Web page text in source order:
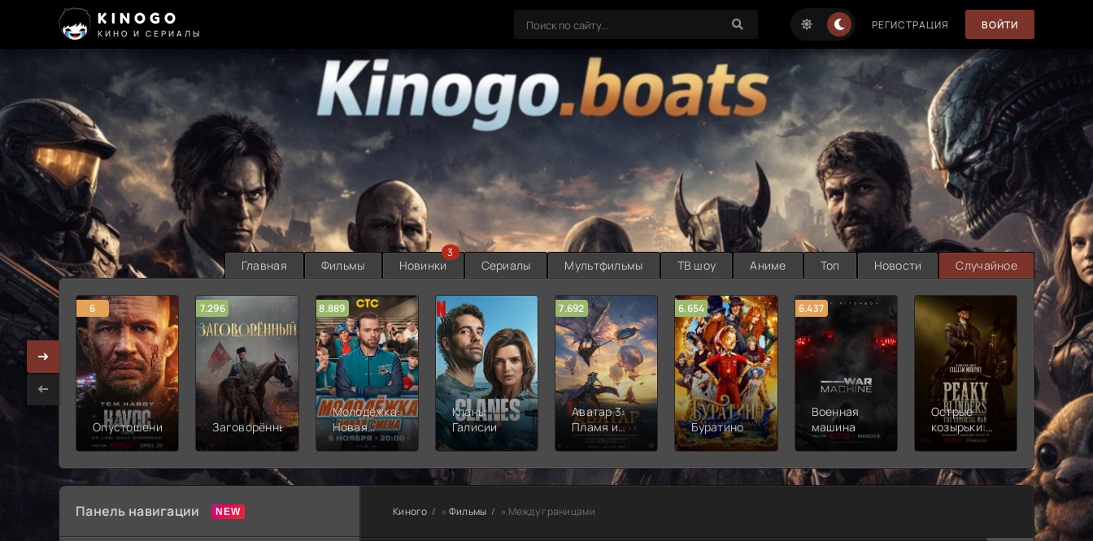
KINOGO
КИНО И СЕРИАЛЫ
РЕГИСТРАЦИЯ ВОЙТИ
Главная Фильмы Новинки
3
Сериалы Мультфильмы ТВ шоу Аниме Топ Новости Случайное
6
Опустошение
7.296
Заговорённый
8.889
Молодёжка:
Новая
смена
Кланы
Галисии
7.692
Аватар 3:
Пламя и
пепел
6.654
Буратино
6.437
Военная
машина
Острые
козырьки:
Бессмертный
7.187
2
Панель навигации Киного » Фильмы » Между границами